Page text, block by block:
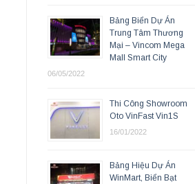
Bảng Biển Dự Án
Trung Tâm Thương
Mại – Vincom Mega
Mall Smart City
06/05/2022
Thi Công Showroom
Oto VinFast Vin1S
16/01/2022
Bảng Hiệu Dự Án
WinMart, Biển Bạt